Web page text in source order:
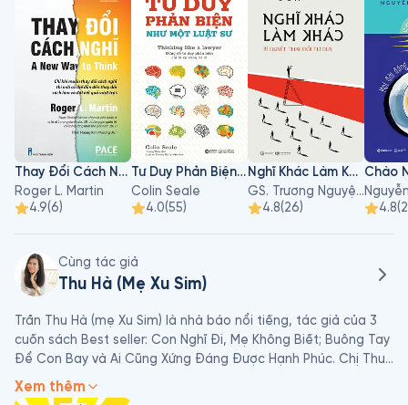
Thay Đổi Cách Nghĩ
Roger L. Martin
4.9(6)
Tư Duy Phản Biện Như Một Luật Sư
Colin Seale
4.0(55)
Nghĩ Khác Làm Khác - Bí Quyết Thay Đổi Tư Duy
GS. Trương Nguyện Thành
4.8(26) 4.8(
Cùng tác giả
Thu Hà (Mẹ Xu Sim)
Trần Thu Hà (mẹ Xu Sim) là nhà báo nổi tiếng, tác giả của 3
cuốn sách Best seller: Con Nghĩ Đi, Mẹ Không Biết; Buông Tay
Để Con Bay và Ai Cũng Xứng Đáng Được Hạnh Phúc. Chị Thu
Hà từng là Thư ký toà soạn của Báo Hoa Học Trò. Với 20 năm
kinh nghiệm trong nghề báo, chị Thu Hà có nhiều bài viết viral
Xem thêm